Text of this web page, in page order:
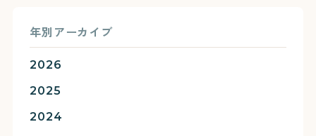
年別アーカイブ
2026
2025
2024